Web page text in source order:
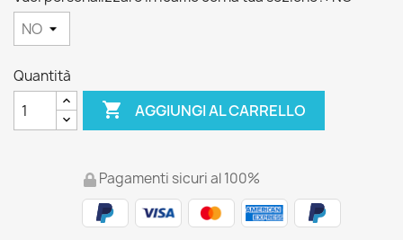
Quantità
 AGGIUNGI AL CARRELLO
Pagamenti sicuri al 100%